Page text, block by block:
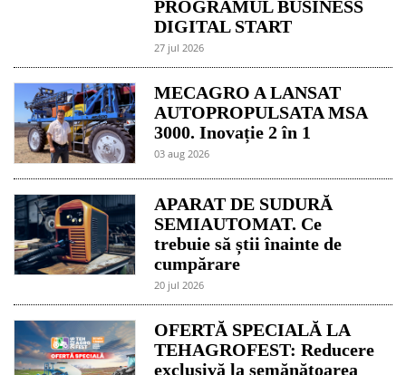
PROGRAMUL BUSINESS
DIGITAL START
27 jul 2026
MECAGRO A LANSAT
AUTOPROPULSATA MSA
3000. Inovație 2 în 1
03 aug 2026
APARAT DE SUDURĂ
SEMIAUTOMAT. Ce
trebuie să știi înainte de
cumpărare
20 jul 2026
OFERTĂ SPECIALĂ LA
TEHAGROFEST: Reducere
exclusivă la semănătoarea